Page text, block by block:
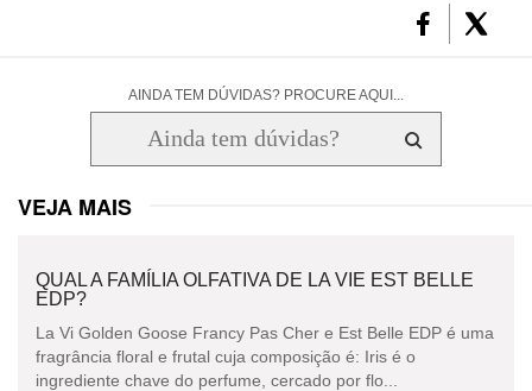
AINDA TEM DÚVIDAS? PROCURE AQUI...
VEJA MAIS
QUAL A FAMÍLIA OLFATIVA DE LA VIE EST BELLE
EDP?
La Vi Golden Goose Francy Pas Cher e Est Belle EDP é uma
fragrância floral e frutal cuja composição é: Iris é o
ingrediente chave do perfume, cercado por flo...